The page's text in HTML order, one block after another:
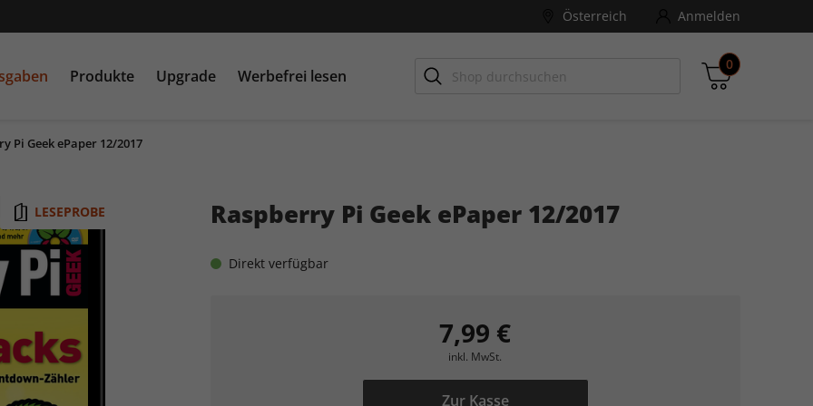
Österreich Anmelden
Produkte Upgrade Werbefrei lesen
0
Zwischensumme
inkl. MwSt., ggf. zzgl. Versandkosten
Pi Geek ePaper 12/2017
LESEPROBE Raspberry Pi Geek ePaper 12/2017
Direkt verfügbar
7,99 €
inkl. MwSt.
Zur Kasse